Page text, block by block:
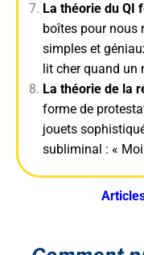
La théorie du QI
boîtes pour nous
simples et
lit cher quand un
La théorie de la
forme de
jouets
subliminal : «